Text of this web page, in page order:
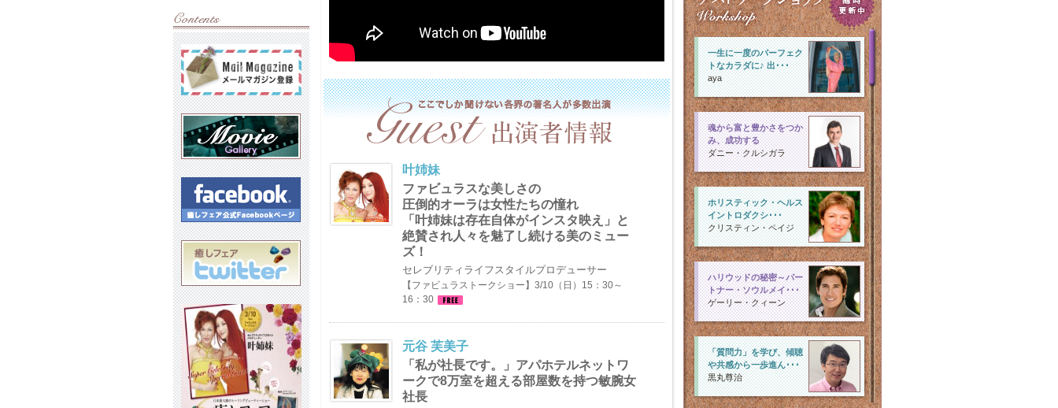
2019.03.08
ダニー・クルシガラ氏×穴口恵子さん×本郷綜海さんトークショー開催決
2019.03.04
今週末開催！有料workshopのネット受付は、3月7日（木曜）15時までで
2019.03.04
無料入場券のお申し込みは3月5日（火曜）18時に締め切ります！
2019.02.23
松樹会主宰、占い歴54年「松田樹峰」さんの出演が決定致しました！
てづくりの服や雑貨が即完売する超人気のハンドメイド作家「中尾亜由
美」さんの講演詳細が決定しました！
“ 美の魔法使い ”と呼ばれる“ 愛されメイク ”の巨匠、ビューティクリエイ
ターの「TAKAKO」さんの講演詳細が決定しました！
2019.02.09
叶姉妹
ファビュラスな美しさの
圧倒的オーラは女性たちの憧れ
「叶姉妹は存在自体がインスタ映え」と
絶賛され人々を魅了し続ける美のミュー
ズ！
セレブリティライフスタイルプロデューサー
【ファビュラストークショー】3/10（日）15：30～
16：30
元谷 芙美子
「私が社長です。」アパホテルネットワ
ークで8万室を超える部屋数を持つ敏腕女
社長
一生に一度のパーフェク
トなカラダに♪ 出･･･
aya
魂から富と豊かさをつか
み、成功する
ダニー・クルシガラ
ホリスティック・ヘルス
イントロダクシ･･･
クリスティン・ペイジ
ハリウッドの秘密～パー
トナー・ソウルメイ･･･
ゲーリー・クィーン
「質問力」を学び、傾聴
や共感から一歩進ん･･･
黒丸尊治